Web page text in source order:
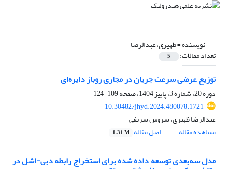
نویسنده =ظهیری، عبدالرضا
تعداد مقالات: 5
توزیع عرضی سرعت جریان در مجاری روباز دایره‌ای
دوره 20، شماره 3، پاییز 1404، صفحه
109-124
10.30482/jhyd.2024.480078.1721
عبدالرضا ظهیری، سروش شریفی
مشاهده مقاله
اصل مقاله 1.31 M
مدل‌ سه‌بعدی توسعه داده شده برای استخراج رابطه دبی-اشل در